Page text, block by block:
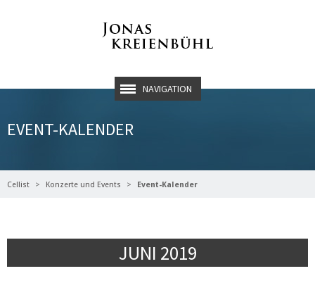
NAVIGATION
EVENT-KALENDER
Cellist Konzerte und Events Event-Kalender
JUNI 2019